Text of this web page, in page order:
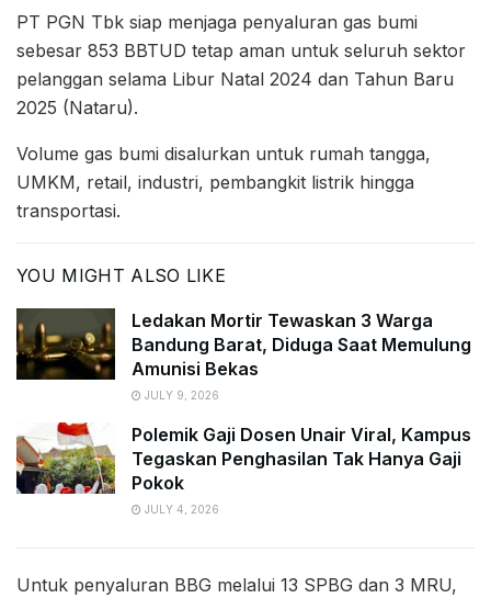
PT PGN Tbk siap menjaga penyaluran gas bumi
sebesar 853 BBTUD tetap aman untuk seluruh sektor
pelanggan selama Libur Natal 2024 dan Tahun Baru
2025 (Nataru).
Volume gas bumi disalurkan untuk rumah tangga,
UMKM, retail, industri, pembangkit listrik hingga
transportasi.
YOU MIGHT ALSO LIKE
Ledakan Mortir Tewaskan 3 Warga
Bandung Barat, Diduga Saat Memulung
Amunisi Bekas
JULY 9, 2026
Polemik Gaji Dosen Unair Viral, Kampus
Tegaskan Penghasilan Tak Hanya Gaji
Pokok
JULY 4, 2026
Untuk penyaluran BBG melalui 13 SPBG dan 3 MRU,